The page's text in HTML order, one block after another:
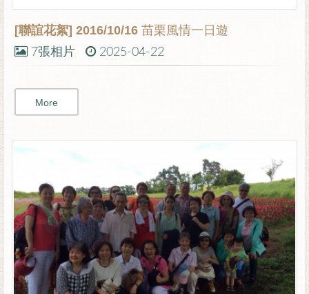
[聯誼花絮] 2016/10/16 苗栗風情一日遊
7張相片 2025-04-22
More